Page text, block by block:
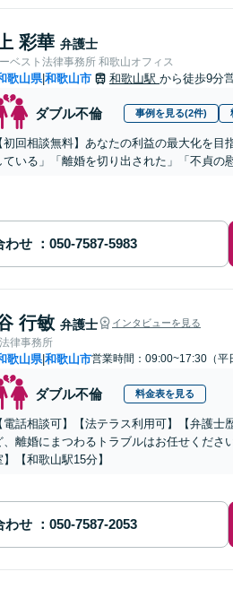
彩華 弁護士
ベスト法律事務所 和歌山オフィス
歌山県|和歌山市 和歌山駅 から徒歩9分
ダブル不倫 事例を見る(2件)
初回相談無料】あなたの利益の最大化を
ている」「離婚を切り出された」「不貞の
わせ
行敏 弁護士 インタビューを見る
律事務所
歌山県|和歌山市営業時間：09:00~17:30（平
ダブル不倫 料金表を見る
電話相談可】【法テラス利用可】【弁護
、離婚にまつわるトラブルはお任せくだ
】【和歌山駅15分】
わせ